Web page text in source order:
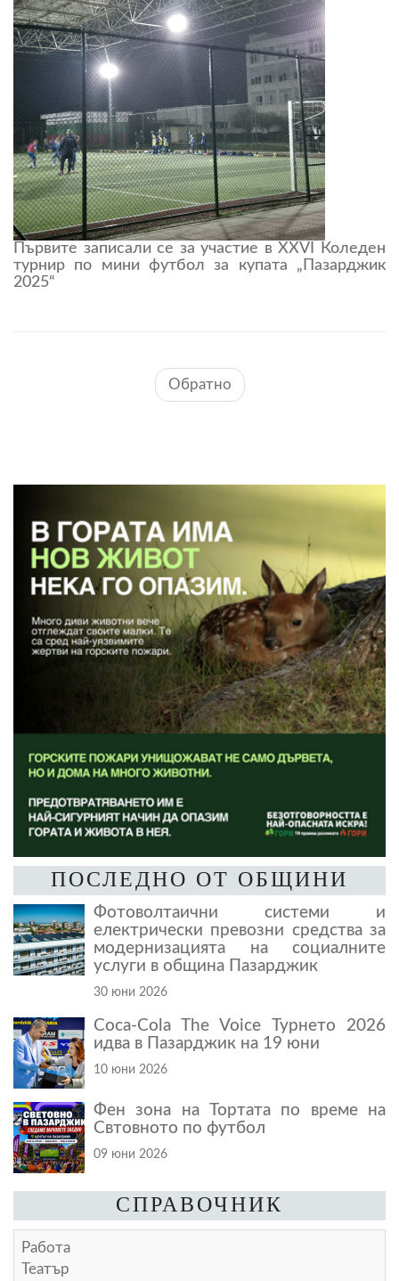
Първите записали се за участие в XXVI Коледен
турнир по мини футбол за купата „Пазарджик
2025“
Обратно
ПОСЛЕДНО ОТ ОБЩИНИ
Фотоволтаични системи и
електрически превозни средства за
модернизацията на социалните
услуги в община Пазарджик
30 юни 2026
Coca-Cola The Voice Турнето 2026
идва в Пазарджик на 19 юни
10 юни 2026
Фен зона на Тортата по време на
Свтовното по футбол
09 юни 2026
СПРАВОЧНИК
Работа
Театър